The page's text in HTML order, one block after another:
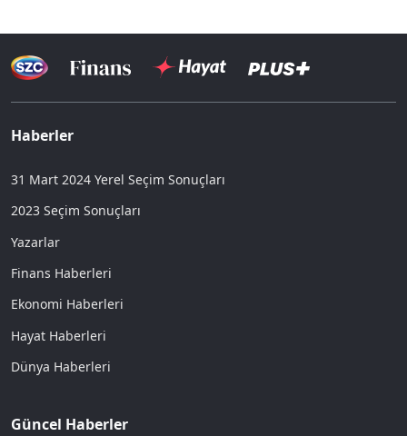
Haberler
31 Mart 2024 Yerel Seçim Sonuçları
2023 Seçim Sonuçları
Yazarlar
Finans Haberleri
Ekonomi Haberleri
Hayat Haberleri
Dünya Haberleri
Güncel Haberler